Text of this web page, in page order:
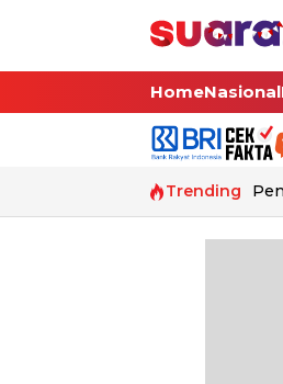
HomeNasional
Trending